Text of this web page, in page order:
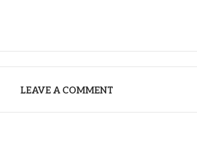
LEAVE A COMMENT